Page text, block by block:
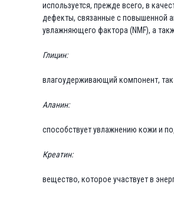
используется, прежде всего, в
дефекты, связанные с повышенной
увлажняющего фактора (NMF), а
Глицин:
влагоудерживающий компонент, так
Аланин:
способствует увлажнению кожи и
Креатин:
вещество, которое участвует в